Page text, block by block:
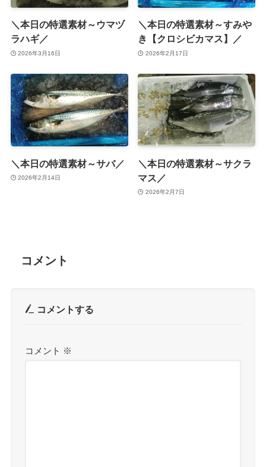
＼本日の特選素材～ウマヅ
ラハギ／
2026年3月16日
＼本日の特選素材～すみや
き【クロシビカマス】／
2026年2月17日
＼本日の特選素材～サバ／
2026年2月14日
＼本日の特選素材～サクラ
マス／
2026年2月7日
コメント
コメントする
コメント ※